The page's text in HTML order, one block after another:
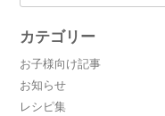
索:
カテゴリー
お子様向け記事
お知らせ
レシピ集